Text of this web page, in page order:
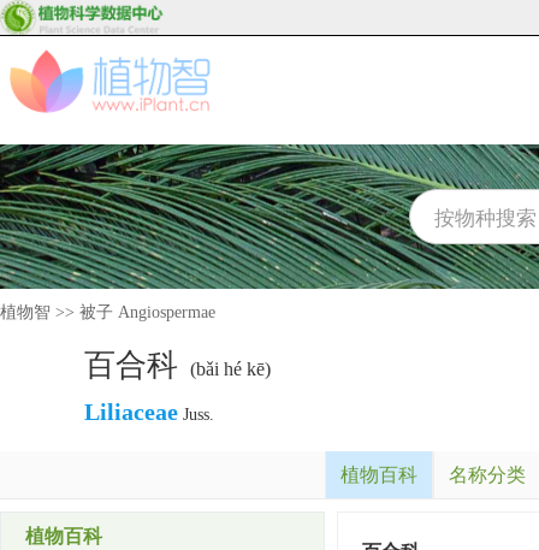
植物智 >> 被子 Angiospermae
百合科 (bǎi hé kē)
Liliaceae Juss.
植物百科 名称分类
植物百科